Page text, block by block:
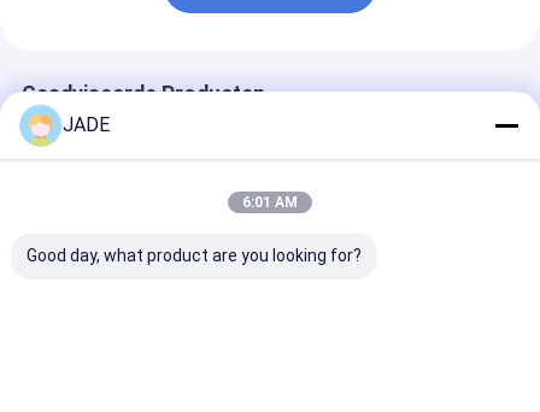
Geadviseerde Producten
JADE
6:01 AM
Good day, what product are you looking for?